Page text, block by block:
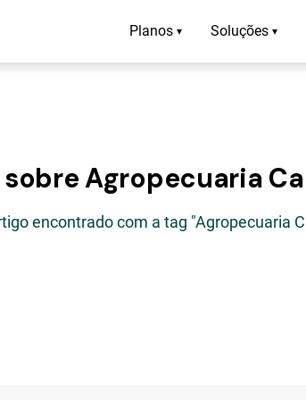
Planos ▾ Soluções ▾
Agropecuaria
encontrado com a tag "Agropecuaria